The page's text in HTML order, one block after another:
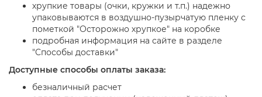
хрупкие товары (очки, кружки и т.п.) надежно
упаковываются в воздушно-пузырчатую пленку с
пометкой "Осторожно хрупкое" на коробке
подробная информация на сайте в разделе
"Способы доставки"
Доступные способы оплаты заказа:
безналичный расчет